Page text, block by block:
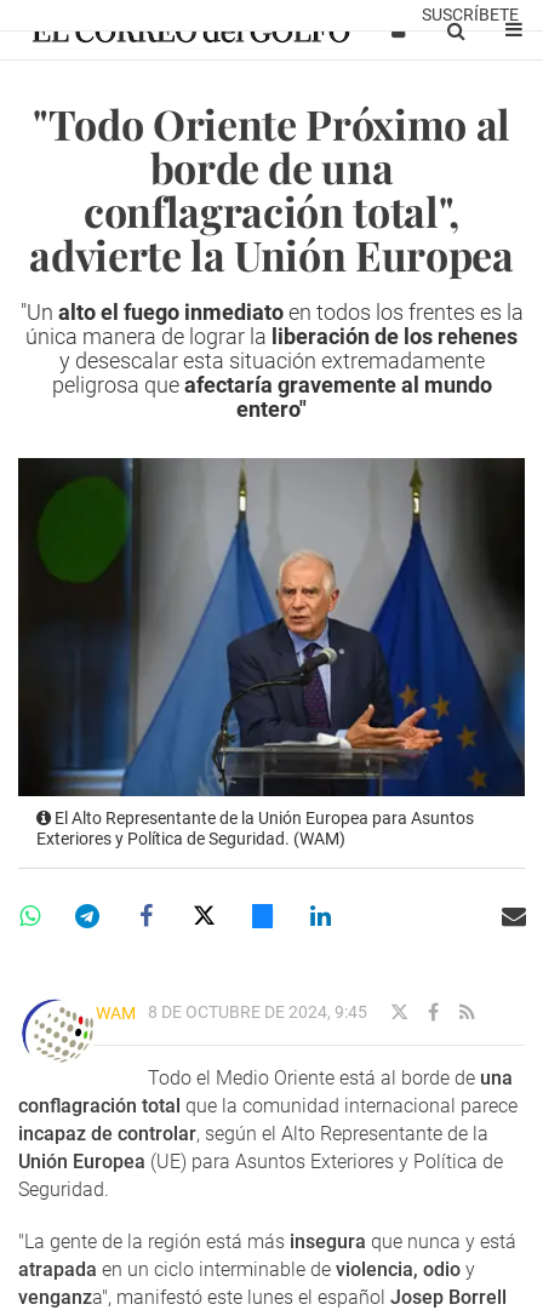
SUSCRÍBETE
"Todo Oriente Próximo al
borde de una
conflagración total",
advierte la Unión Europea
"Un alto el fuego inmediatoen todos los frentes es la
única manera de lograr la liberación de los rehenes
y desescalar esta situación extremadamente
peligrosa queafectaría gravemente al mundo
entero"
El Alto Representante de la Unión Europea para Asuntos
Exteriores y Política de Seguridad. (WAM)
WAM 8 DE OCTUBRE DE 2024, 9:45
Todo el Medio Oriente está al borde de una
conflagración total que la comunidad internacional parece
incapaz de controlar, según el Alto Representante de la
Unión Europea (UE) para Asuntos Exteriores y Política de
Seguridad.
"La gente de la región está más insegura que nunca y está
atrapada en un ciclo interminable de violencia, odio y
venganza", manifestó este lunes el español Josep Borrell